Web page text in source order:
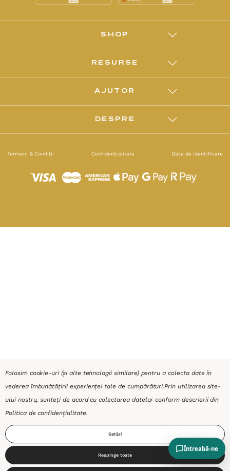
SHOP
RESURSE
AJUTOR
DESPRE
Termeni & Condiții Confidențialitate Date de identificare
Folosim cookie-uri (și alte tehnologii similare) pentru a colecta date în
vederea îmbunătățirii experienței tale de cumpărături.Prin utilizarea site-
ului nostru, sunteți de acord cu colectarea datelor conform descrierii din
Politica de confidențialitate.
Setări
Respinge toate